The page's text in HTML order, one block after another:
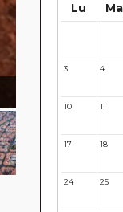
Lu Ma
3 4
10 11
17 18
24 25